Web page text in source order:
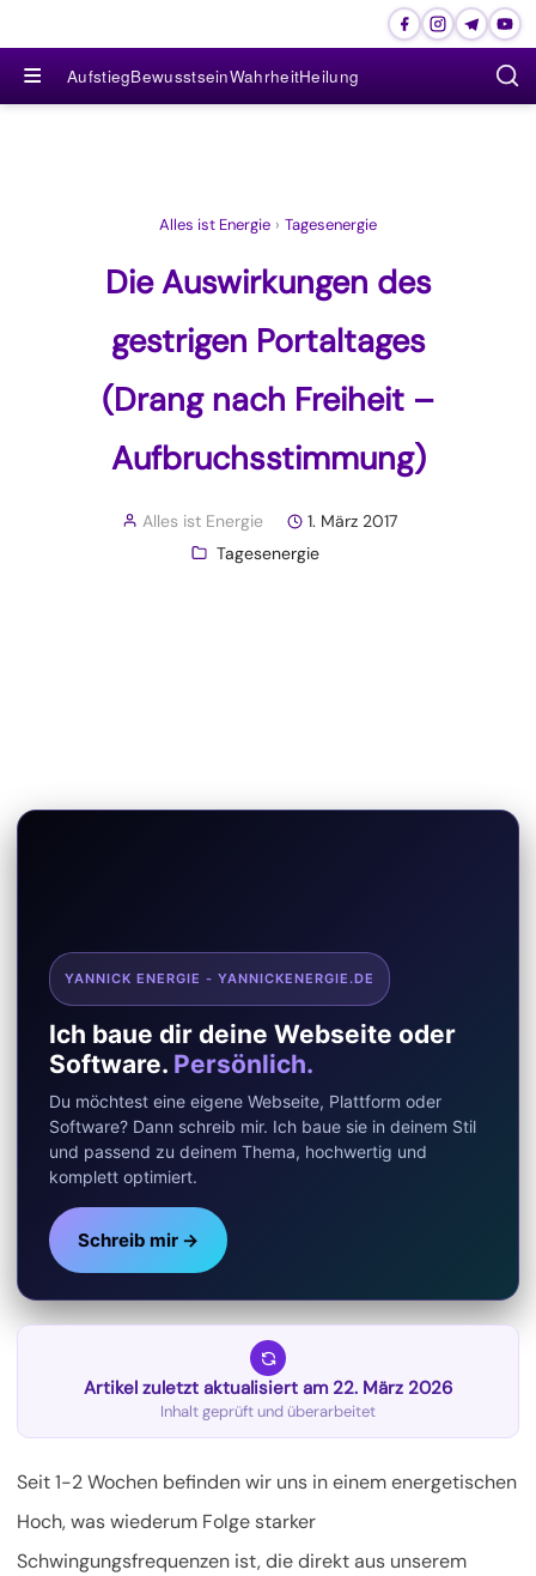
≡ AufstiegBewusstseinWahrheitHeilung
Alles ist Energie › Tagesenergie
Die Auswirkungen des
gestrigen Portaltages
(Drang nach Freiheit –
Aufbruchsstimmung)
Alles ist Energie
1. März 2017
Tagesenergie
YANNICK ENERGIE - YANNICKENERGIE.DE
Ich baue dir deine Webseite oder
Software. Persönlich.
Du möchtest eine eigene Webseite, Plattform oder
Software? Dann schreib mir. Ich baue sie in deinem Stil
und passend zu deinem Thema, hochwertig und
komplett optimiert.
Schreib mir →
Artikel zuletzt aktualisiert am 22. März 2026
Inhalt geprüft und überarbeitet
Seit 1-2 Wochen befinden wir uns in einem energetischen
Hoch, was wiederum Folge starker
Schwingungsfrequenzen ist, die direkt aus unserem